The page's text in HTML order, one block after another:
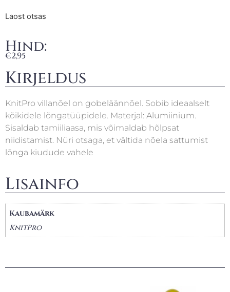
Laost otsas
Hind:
€2,95
Kirjeldus
KnitPro villanõel on gobeläännõel. Sobib ideaalselt
kõikidele lõngatüüpidele. Materjal: Alumiinium.
Sisaldab tamiiliaasa, mis võimaldab hõlpsat
niidistamist. Nüri otsaga, et vältida nõela sattumist
lõnga kiudude vahele
Lisainfo
Kaubamärk
KnitPro